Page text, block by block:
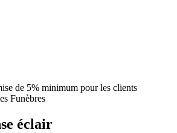
de 5% minimum pour les clients
Funèbres
éclair